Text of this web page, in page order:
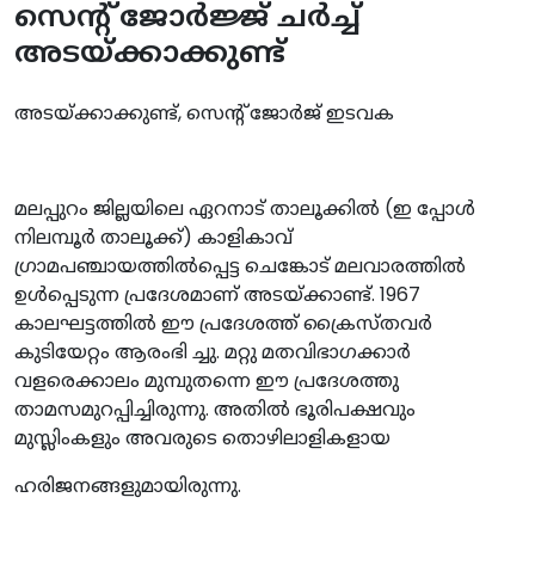
സെൻ്റ് ജോർജ്ജ് ചർച്ച്
അടയ്ക്കാക്കുണ്ട്
അടയ്ക്കാക്കുണ്ട്, സെന്റ് ജോർജ് ഇടവക
മലപ്പുറം ജില്ലയിലെ ഏറനാട് താലൂക്കിൽ (ഇ പ്പോൾ
നിലമ്പൂർ താലൂക്ക്) കാളികാവ്
ഗ്രാമപഞ്ചായത്തിൽപ്പെട്ട ചെങ്കോട് മലവാരത്തിൽ
ഉൾപ്പെടുന്ന പ്രദേശമാണ് അടയ്ക്കാണ്ട്. 1967
കാലഘട്ടത്തിൽ ഈ പ്രദേശത്ത് ക്രൈസ്‌തവർ
കുടിയേറ്റം ആരംഭി ച്ചു. മറ്റു മതവിഭാഗക്കാർ
വളരെക്കാലം മുമ്പുതന്നെ ഈ പ്രദേശത്തു
താമസമുറപ്പിച്ചിരുന്നു. അതിൽ ഭൂരിപക്ഷവും
മുസ്ലിംകളും അവരുടെ തൊഴിലാളികളായ
ഹരിജനങ്ങളുമായിരുന്നു.